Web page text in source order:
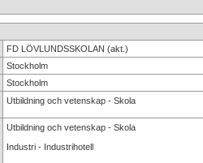
FD LÖVLUNDSSKOLAN (akt.)
Stockholm
Stockholm
Utbildning och vetenskap - Skola
Utbildning och vetenskap - Skola
Industri - Industrihotell